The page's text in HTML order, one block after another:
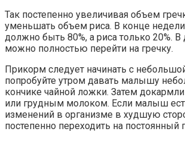
Так постепенно увеличивая объем
уменьшать объем риса. В конце
должно быть 80%, а риса только 20%.
можно полностью перейти на гречку.
Прикорм следует начинать с
попробуйте утром давать малышу
кончике чайной ложки. Затем
или грудным молоком. Если малыш
изменений в организме в худшую
постепенно переходить на постоянный